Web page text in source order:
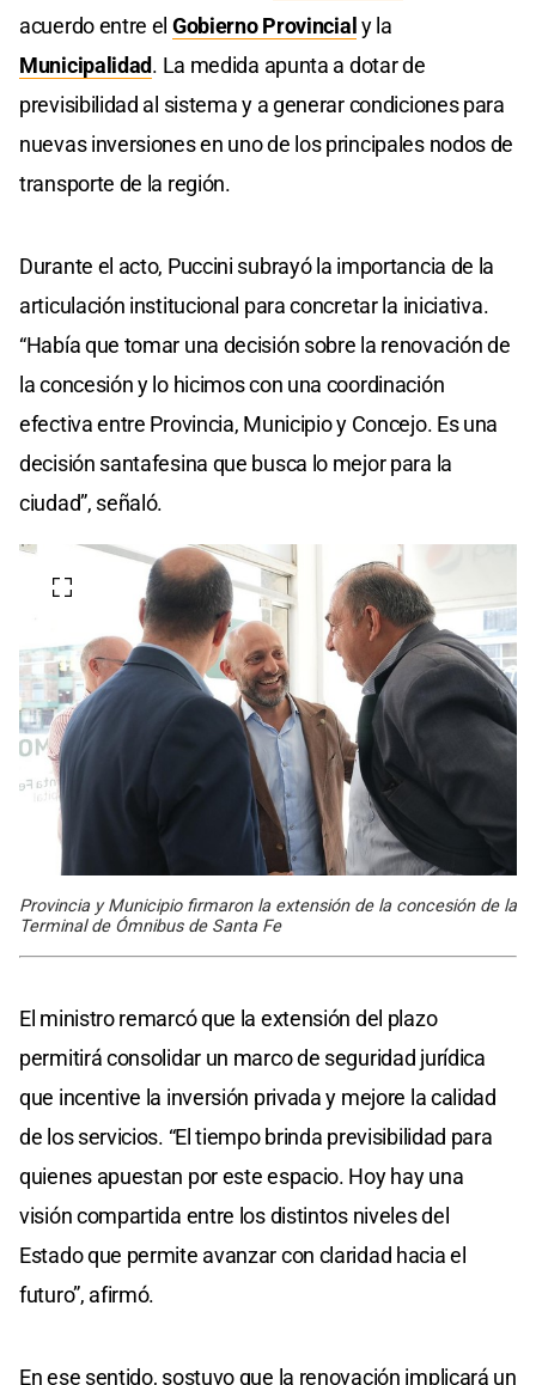
acuerdo entre el Gobierno Provincialy la
Municipalidad. La medida apunta a dotar de
previsibilidad al sistema y a generar condiciones para
nuevas inversiones en uno de los principales nodos de
transporte de la región.
Durante el acto, Puccini subrayó la importancia de la
articulación institucional para concretar la iniciativa.
“Había que tomar una decisión sobre la renovación de
la concesión y lo hicimos con una coordinación
efectiva entre Provincia, Municipio y Concejo. Es una
decisión santafesina que busca lo mejor para la
ciudad”, señaló.
Provincia y Municipio firmaron la extensión de la concesión de la
Terminal de Ómnibus de Santa Fe
El ministro remarcó que la extensión del plazo
permitirá consolidar un marco de seguridad jurídica
que incentive la inversión privada y mejore la calidad
de los servicios. “El tiempo brinda previsibilidad para
quienes apuestan por este espacio. Hoy hay una
visión compartida entre los distintos niveles del
Estado que permite avanzar con claridad hacia el
futuro”, afirmó.
En ese sentido, sostuvo que la renovación implicará un